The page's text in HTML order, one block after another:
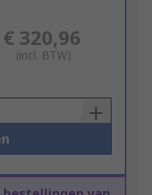
€ 320,96
(incl. BTW)